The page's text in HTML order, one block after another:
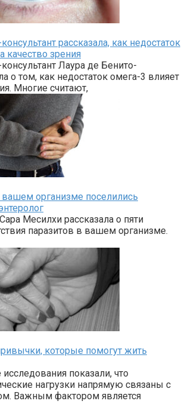
рассказала, как недостаток
качество зрения
Лаура де Бенито-
о том, как недостаток омега-3 влияет
Многие считают,
вашем организме поселились
Месилхи рассказала о пяти
паразитов в вашем организме.
которые помогут жить
показали, что
нагрузки напрямую связаны с
Важным фактором является